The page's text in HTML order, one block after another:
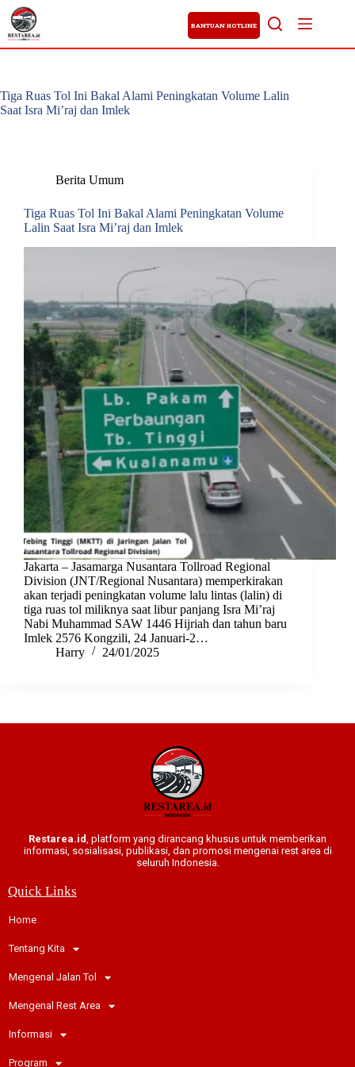
BANTUAN HOTLINE
Tiga Ruas Tol Ini Bakal Alami Peningkatan Volume Lalin
Saat Isra Mi’raj dan Imlek
Berita Umum
Tiga Ruas Tol Ini Bakal Alami Peningkatan Volume
Lalin Saat Isra Mi’raj dan Imlek
Jakarta – Jasamarga Nusantara Tollroad Regional
Division (JNT/Regional Nusantara) memperkirakan
akan terjadi peningkatan volume lalu lintas (lalin) di
tiga ruas tol miliknya saat libur panjang Isra Mi’raj
Nabi Muhammad SAW 1446 Hijriah dan tahun baru
Imlek 2576 Kongzili, 24 Januari-2…
Harry
24/01/2025
Restarea.id, platform yang dirancang khusus untuk memberikan
informasi, sosialisasi, publikasi, dan promosi mengenai rest area di
seluruh Indonesia.
Quick Links
Home
Tentang Kita
Mengenal Jalan Tol
Mengenal Rest Area
Informasi
Program